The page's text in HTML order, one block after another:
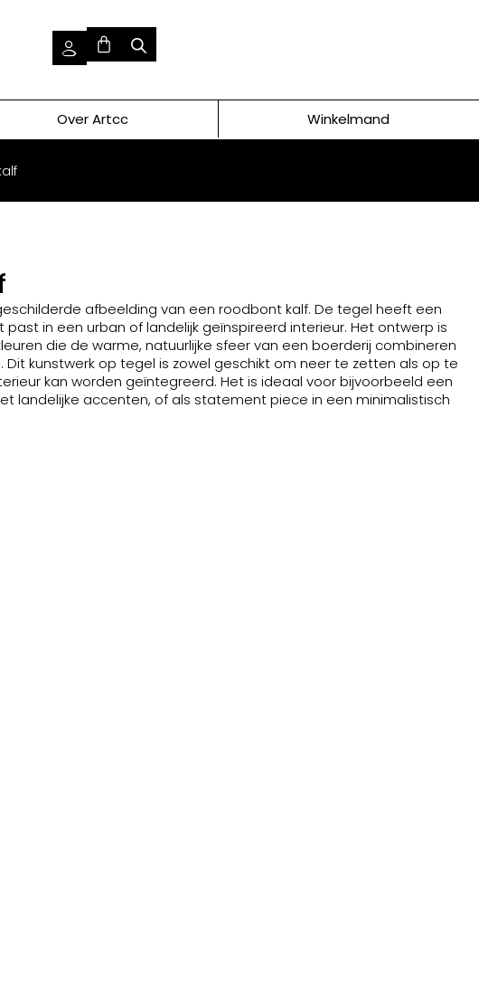
Over Artcc Winkelmand
afbeelding van een roodbont kalf. De tegel heeft een
in een urban of landelijk geïnspireerd interieur. Het ontwerp is
die de warme, natuurlijke sfeer van een boerderij combineren
kunstwerk op tegel is zowel geschikt om neer te zetten als op te
kan worden geïntegreerd. Het is ideaal voor bijvoorbeeld een
landelijke accenten, of als statement piece in een minimalistisch